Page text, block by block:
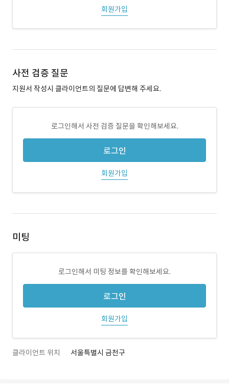
회원가입
사전 검증 질문
지원서 작성시 클라이언트의 질문에 답변해 주세요.
로그인해서 사전 검증 질문을 확인해보세요.
로그인
회원가입
미팅
로그인해서 미팅 정보를 확인해보세요.
로그인
회원가입
클라이언트 위치 서울특별시 금천구